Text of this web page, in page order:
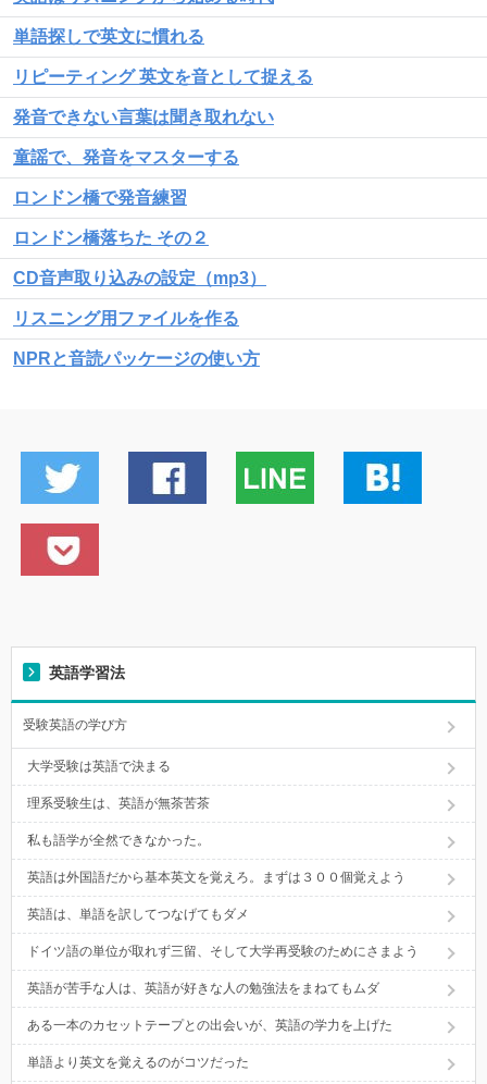
単語探しで英文に慣れる
リピーティング 英文を音として捉える
発音できない言葉は聞き取れない
童謡で、発音をマスターする
ロンドン橋で発音練習
ロンドン橋落ちた その２
CD音声取り込みの設定（mp3）
リスニング用ファイルを作る
NPRと音読パッケージの使い方
英語学習法
受験英語の学び方
大学受験は英語で決まる
理系受験生は、英語が無茶苦茶
私も語学が全然できなかった。
英語は外国語だから基本英文を覚えろ。まずは３００個覚えよう
英語は、単語を訳してつなげてもダメ
ドイツ語の単位が取れず三留、そして大学再受験のためにさまよう
英語が苦手な人は、英語が好きな人の勉強法をまねてもムダ
ある一本のカセットテープとの出会いが、英語の学力を上げた
単語より英文を覚えるのがコツだった